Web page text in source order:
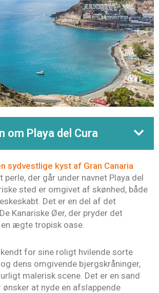
om Playa del Cura
sydvestlige kyst af Gran Canaria
perle, der går under navnet Playa del
sted er omgivet af skønhed, både
Det er en del af det
Kanariske Øer, der pryder det
ægte tropisk oase.
kendt for sine roligt hvilende sorte
dens omgivende bjergskråninger,
malerisk scene. Det er en sand
at nyde en afslappende